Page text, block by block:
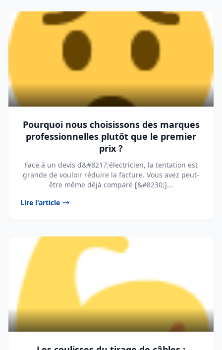
Pourquoi nous choisissons des marques
professionnelles plutôt que le premier
prix ?
Face à un devis d&#8217;électricien, la tentation est
grande de vouloir réduire la facture. Vous avez peut-
être même déjà comparé [&#8230;]...
Lire l'article